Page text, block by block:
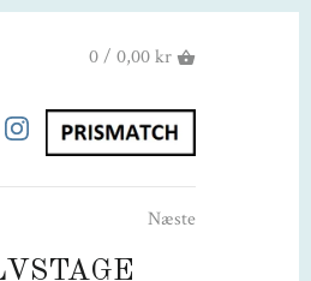
0 / 0,00 kr
Næste